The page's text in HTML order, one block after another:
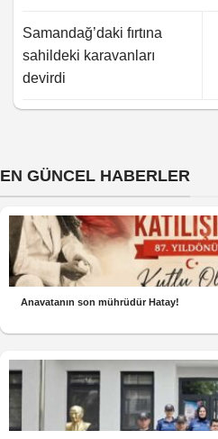
Samandağ’daki fırtına
sahildeki karavanları
devirdi
EN GÜNCEL HABERLER
Anavatanın son mührüdür Hatay!